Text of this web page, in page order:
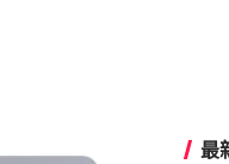
最